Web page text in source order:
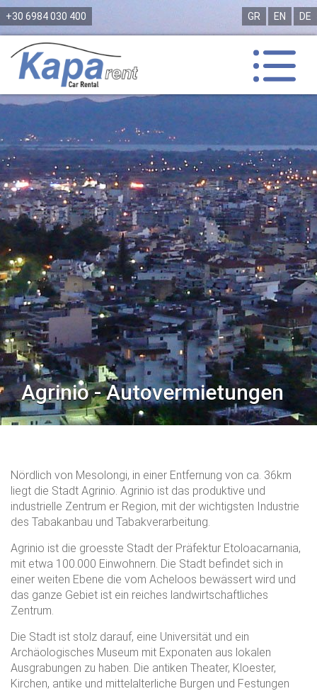
+30 6984 030 400 GR EN DE
Agrinio - Autovermietungen
Nördlich von Mesolongi, in einer Entfernung von ca. 36km
liegt die Stadt Agrinio. Agrinio ist das produktive und
industrielle Zentrum er Region, mit der wichtigsten Industrie
des Tabakanbau und Tabakverarbeitung.
Agrinio ist die groesste Stadt der Präfektur Etoloacarnania,
mit etwa 100.000 Einwohnern. Die Stadt befindet sich in
einer weiten Ebene die vom Acheloos bewässert wird und
das ganze Gebiet ist ein reiches landwirtschaftliches
Zentrum.
Die Stadt ist stolz darauf, eine Universität und ein
Archäologisches Museum mit Exponaten aus lokalen
Ausgrabungen zu haben. Die antiken Theater, Kloester,
Kirchen, antike und mittelalterliche Burgen und Festungen